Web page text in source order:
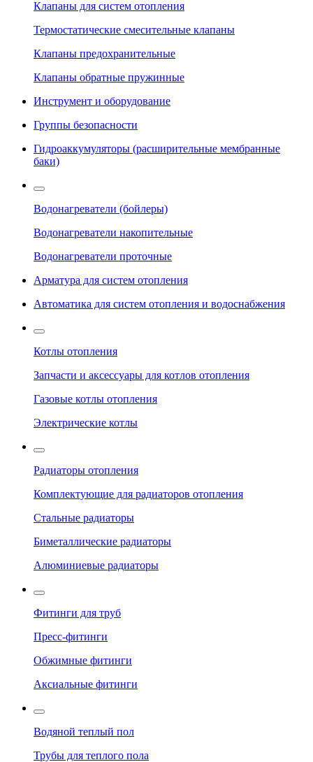
Клапаны для систем отопления
Термостатические смесительные клапаны
Клапаны предохранительные
Клапаны обратные пружинные
Инструмент и оборудование
Группы безопасности
Гидроаккумуляторы (расширительные мембранные
баки)
Водонагреватели (бойлеры)
Водонагреватели накопительные
Водонагреватели проточные
Арматура для систем отопления
Автоматика для систем отопления и водоснабжения
Котлы отопления
Запчасти и аксессуары для котлов отопления
Газовые котлы отопления
Электрические котлы
Радиаторы отопления
Комплектующие для радиаторов отопления
Стальные радиаторы
Биметаллические радиаторы
Алюминиевые радиаторы
Фитинги для труб
Пресс-фитинги
Обжимные фитинги
Аксиальные фитинги
Водяной теплый пол
Трубы для теплого пола